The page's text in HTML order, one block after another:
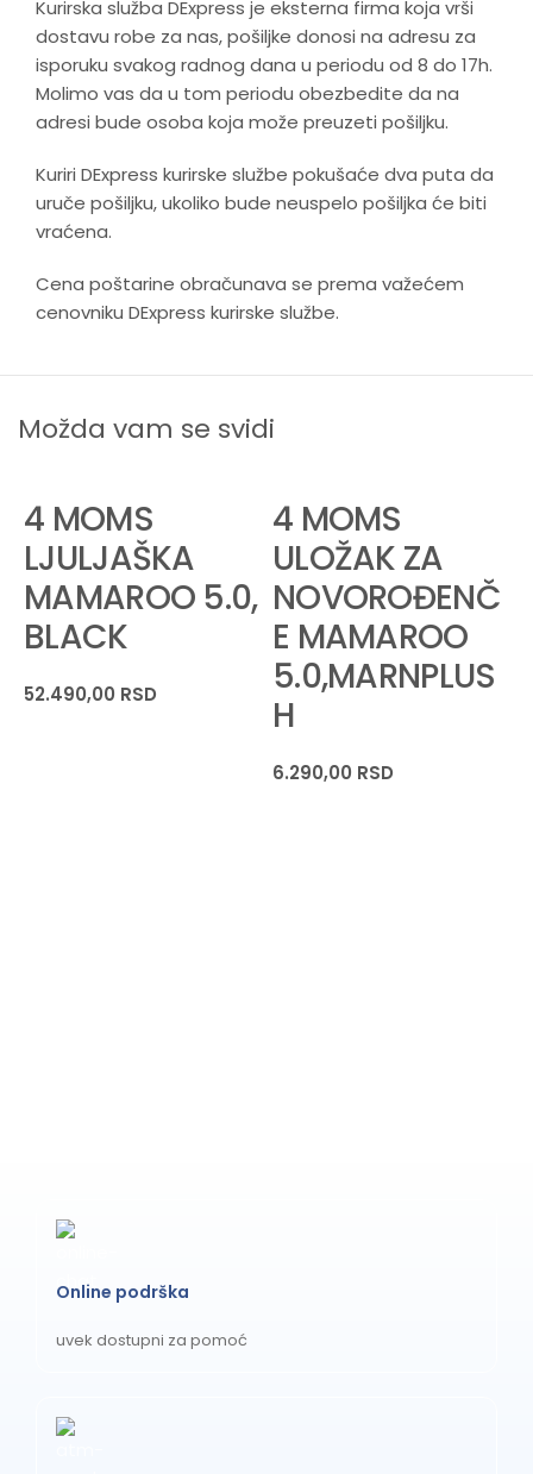
Kurirska služba DExpress je eksterna firma koja vrši
dostavu robe za nas, pošiljke donosi na adresu za
isporuku svakog radnog dana u periodu od 8 do 17h.
Molimo vas da u tom periodu obezbedite da na
adresi bude osoba koja može preuzeti pošiljku.
Kuriri DExpress kurirske službe pokušaće dva puta da
uruče pošiljku, ukoliko bude neuspelo pošiljka će biti
vraćena.
Cena poštarine obračunava se prema važećem
cenovniku DExpress kurirske službe.
Možda vam se svidi
4 MOMS
LJULJAŠKA
MAMAROO 5.0,
BLACK
52.490,00 RSD
4 MOMS
ULOŽAK ZA
NOVOROĐENČ
E MAMAROO
5.0,MARNPLUS
H
6.290,00 RSD
Online podrška
uvek dostupni za pomoć